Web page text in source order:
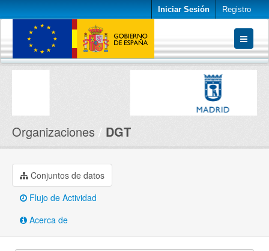
Iniciar Sesión Registro
Conjuntos de datos
Organizaciones DGT
Conjuntos de datos
Flujo de Actividad
Acerca de